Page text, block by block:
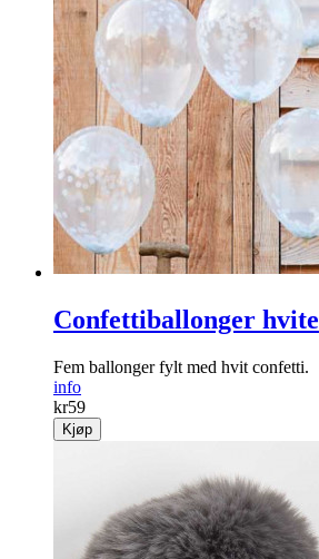
Confettiballonger hvite
Fem ballonger fylt med hvit confetti.
info
kr59
Kjøp